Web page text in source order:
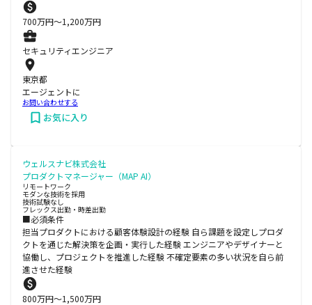
700万円〜1,200万円
セキュリティエンジニア
東京都
エージェントに
お問い合わせする
お気に入り
ウェルスナビ株式会社
プロダクトマネージャー（MAP AI）
リモートワーク
モダンな技術を採用
技術試験なし
フレックス出勤・時差出勤
■必須条件
担当プロダクトにおける顧客体験設計の経験 自ら課題を設定しプロダ
クトを通じた解決策を企画・実行した経験 エンジニアやデザイナーと
協働し、プロジェクトを推進した経験 不確定要素の多い状況を自ら前
進させた経験
800万円〜1,500万円